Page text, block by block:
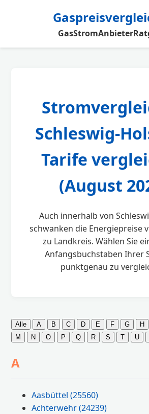
GasStromAnbieter
Schleswig-
Tarife
(August
Auch innerhalb von
schwanken die Energiepreise
zu Landkreis. Wählen Sie
Anfangsbuchstaben Ihrer
punktgenau zu
Alle A B C D E F G H
M
N O P Q R S T U
A
Aasbüttel(25560)
Achterwehr(24239)